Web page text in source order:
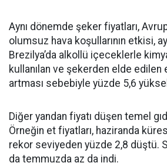
Aynı dönemde şeker fiyatları,
olumsuz hava koşullarının etkisi,
Brezilya’da alkollü içeceklerle
kullanılan ve şekerden elde edilen
artması sebebiyle yüzde 5,6
Diğer yandan fiyatı düşen temel
Örneğin et fiyatları, haziranda
rekor seviyeden yüzde 2,8 düştü.
da temmuzda az da indi.